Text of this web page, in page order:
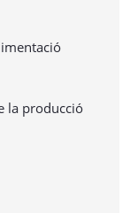
la producció